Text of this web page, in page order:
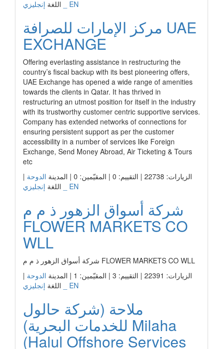
اللغة إنجليزي _ EN
مركز الإمارات للصرافة UAE
EXCHANGE
Offering everlasting assistance in restructuring the
country’s fiscal backup with its best pioneering offers,
UAE Exchange has opened a wide range of amenities
towards the clients in Qatar. It has thrived in
restructuring an utmost position for itself in the industry
with its trustworthy customer centric supportive services.
Company has extended networks of connections for
ensuring persistent support as per the customer
accessibility in a number of services like Foreign
Exchange, Send Money Abroad, Air Ticketing & Tours
etc
الزيارات: 22738 | التقييم: 0 | المقيّمين: 0 | المدينة
الدوحة |
اللغة إنجليزي _ EN
شركة أسواق الزهور ذ م م
FLOWER MARKETS CO
WLL
شركة أسواق الزهور ذ م م FLOWER MARKETS CO WLL
الزيارات: 22391 | التقييم: 3 | المقيّمين: 1 | المدينة
الدوحة |
اللغة إنجليزي _ EN
ملاحة (شركة حالول
للخدمات البحرية) Milaha
(Halul Offshore Services